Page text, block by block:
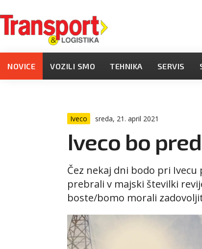
NOVICE VOZILI SMO TEHNIKA SERVIS
Iveco sreda, 21. april 2021
Iveco bo
Čez nekaj dni bodo pri Ivecu
prebrali v majski številki
boste/bomo morali